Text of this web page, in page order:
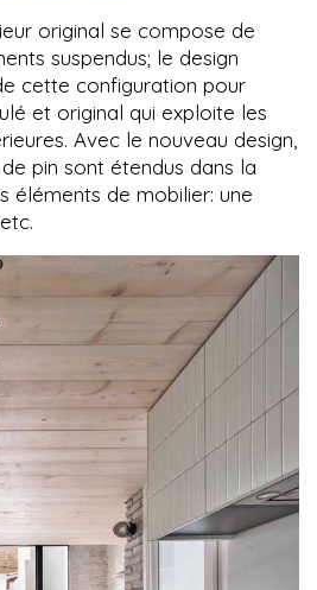
original se compose de
suspendus; le design
cette configuration pour
et original qui exploite les
Avec le nouveau design,
pin sont étendus dans la
éléments de mobilier: une